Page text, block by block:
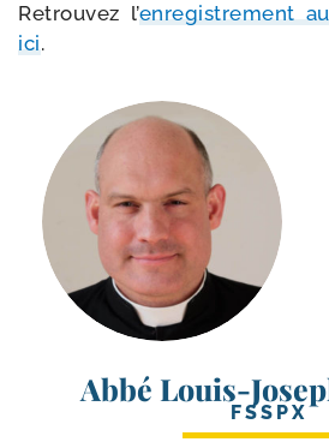
Retrouvez l’enre­gis­tre­ment
ici.
Abbé Louis-
FSSPX